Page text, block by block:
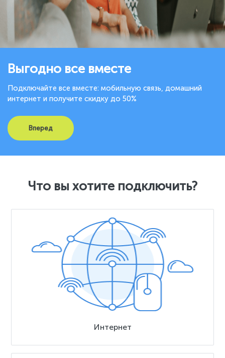
Выгодно все вместе
Подключайте все вместе: мобильную связь, домашний
интернет и получите скидку до 50%
Вперед
Что вы хотите подключить?
Интернет